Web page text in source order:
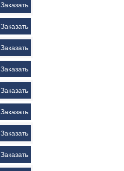
Заказать
Заказать
Заказать
Заказать
Заказать
Заказать
Заказать
Заказать